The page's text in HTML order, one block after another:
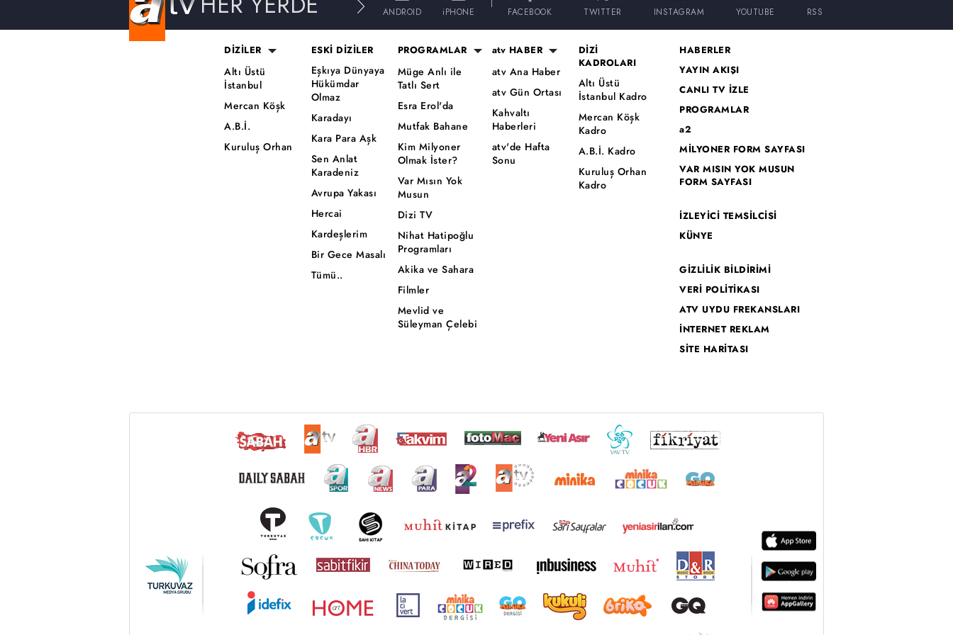
ANDROID iPHONE FACEBOOK TWITTER INSTAGRAM YOUTUBE RSS
DİZİLER
Altı Üstü
İstanbul
Mercan Köşk
A.B.İ.
Kuruluş Orhan
ESKİ DİZİLER
Eşkıya Dünyaya
Hükümdar
Olmaz
Karadayı
Kara Para Aşk
Sen Anlat
Karadeniz
Avrupa Yakası
Hercai
Kardeşlerim
Bir Gece Masalı
Tümü..
PROGRAMLAR
Müge Anlı ile
Tatlı Sert
Esra Erol'da
Mutfak Bahane
Kim Milyoner
Olmak İster?
Var Mısın Yok
Musun
Dizi TV
Nihat Hatipoğlu
Programları
Akika ve Sahara
Filmler
Mevlid ve
Süleyman Çelebi
atv HABER
atv Ana Haber
atv Gün Ortası
Kahvaltı
Haberleri
atv'de Hafta
Sonu
DİZİ
KADROLARI
Altı Üstü
İstanbul Kadro
Mercan Köşk
Kadro
A.B.İ. Kadro
Kuruluş Orhan
Kadro
HABERLER
YAYIN AKIŞI
CANLI TV İZLE
PROGRAMLAR
a2
MİLYONER FORM SAYFASI
VAR MISIN YOK MUSUN
FORM SAYFASI
İZLEYİCİ TEMSİLCİSİ
KÜNYE
GİZLİLİK BİLDİRİMİ
VERİ POLİTİKASI
ATV UYDU FREKANSLARI
İNTERNET REKLAM
SİTE HARİTASI